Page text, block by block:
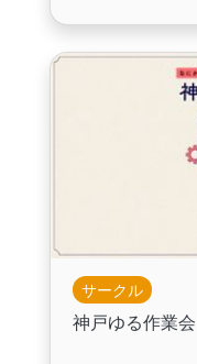
サークル
神戸ゆる作業会